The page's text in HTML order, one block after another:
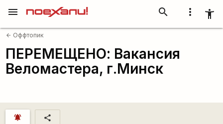
more_vert accessibility_new
search
menu
arrow_back Оффтопик
ПЕРЕМЕЩЕНО: Вакансия
Веломастера, г.Минск
notifications_active share